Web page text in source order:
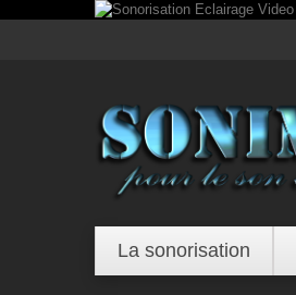
La sonorisation